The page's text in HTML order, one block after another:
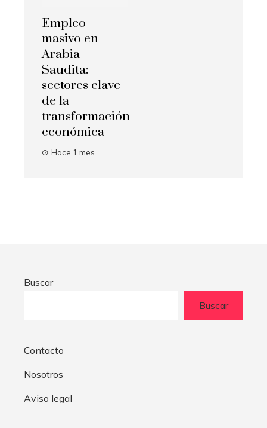
Empleo
masivo en
Arabia
Saudita:
sectores clave
de la
transformación
económica
Hace 1 mes
Buscar
Buscar
Contacto
Nosotros
Aviso legal